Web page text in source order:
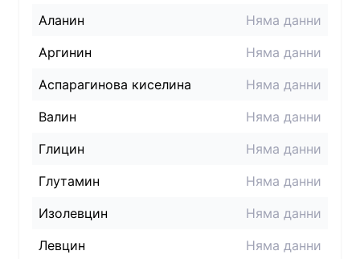
Аланин
Няма данни
Аргинин
Няма данни
Аспарагинова киселина
Няма данни
Валин
Няма данни
Глицин
Няма данни
Глутамин
Няма данни
Изолевцин
Няма данни
Левцин
Няма данни